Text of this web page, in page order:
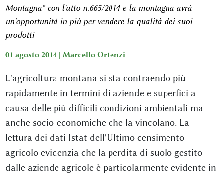
Montagna" con l'atto n.665/2014 e la montagna avrà
un'opportunità in più per vendere la qualità dei suoi
prodotti
01 agosto 2014 | Marcello Ortenzi
L'agricoltura montana si sta contraendo più
rapidamente in termini di aziende e superfici a
causa delle più difficili condizioni ambientali ma
anche socio-economiche che la vincolano. La
lettura dei dati Istat dell'Ultimo censimento
agricolo evidenzia che la perdita di suolo gestito
dalle aziende agricole è particolarmente evidente in